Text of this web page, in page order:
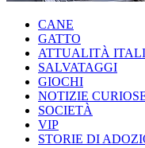
CANE
GATTO
ATTUALITÀ
SALVATAGGI
GIOCHI
NOTIZIE
SOCIETÀ
VIP
STORIE DI